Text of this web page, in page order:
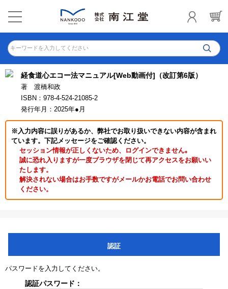
キーワードを入力してください
経食道心エコー法マニュアル[Web動画付]（改訂第6版）
著 渡橋和政
ISBN：978-4-524-21085-2
発行年月：2025年●月
※入力内容に誤りがあるか、弊社でお取り扱いできない内容が含まれ
ています。下記メッセージをご確認ください。
セッション情報が正しくないため、ログインできません｡
誠に恐れ入りますが一度ブラウザを閉じて再アクセスをお願いい
たします。
解決されない場合はお手数ですがメールかお電話でお問い合わせ
ください。
認証
パスワードを入力してください。
認証パスワード：